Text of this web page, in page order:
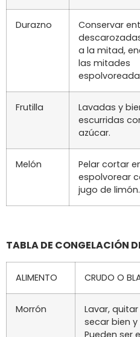
Durazno
Conservar
a la mitad,
las mitades
Frutilla
Lavadas y
escurridas
azúcar.
Melón
Pelar cortar
espolvorear
jugo de limón.
TABLA DE CONGELACIÓN
ALIMENTO CRUDO O
Morrón
Lavar,
secar bien
Pueden ser